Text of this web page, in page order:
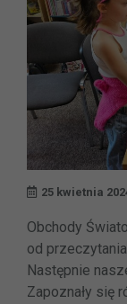
25 kwietnia
Obchody
od
Następnie
Zapoznały się